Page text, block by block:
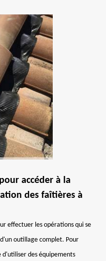
accéder à la
des faîtières à
effectuer les opérations qui se
outillage complet. Pour
d'utiliser des équipements